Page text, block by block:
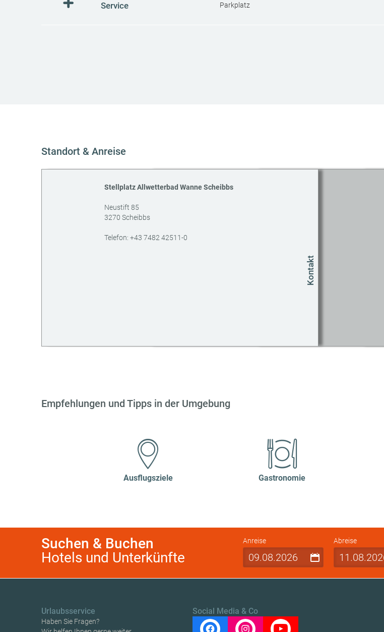
Service Parkplatz
Standort & Anreise
Kontakt
Stellplatz Allwetterbad Wanne Scheibbs
Neustift 85
3270 Scheibbs
Telefon: +43 7482 42511-0
Empfehlungen und Tipps in der Umgebung
Ausflugsziele Gastronomie
Suchen & Buchen
Hotels und Unterkünfte
Anreise Abreise
Urlaubsservice
Haben Sie Fragen?
Social Media & Co